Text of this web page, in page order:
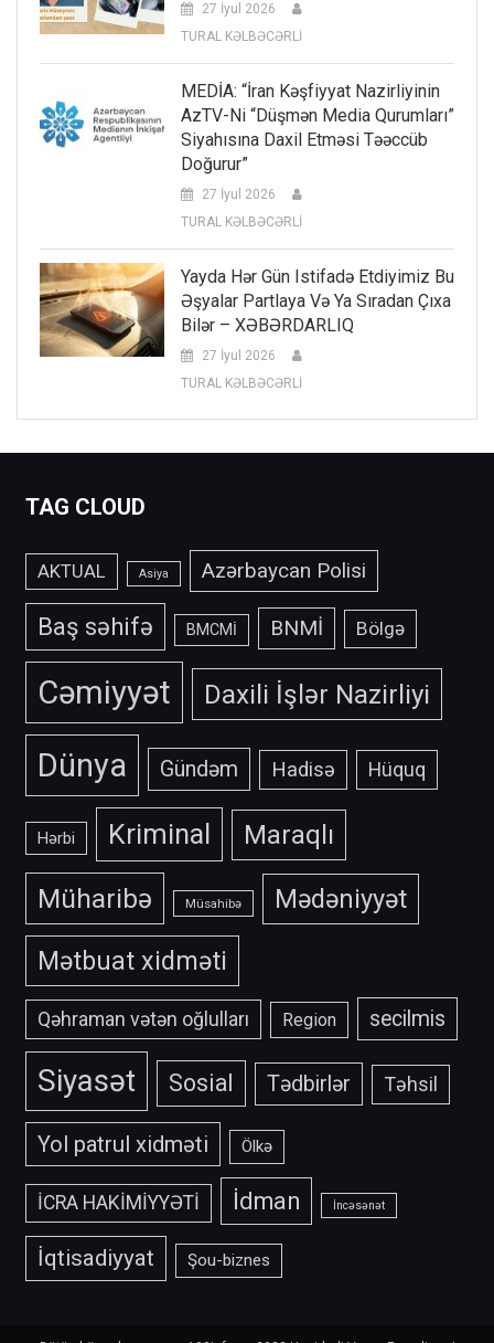
27 İyul 2026
TURAL KƏLBƏCƏRLİ
MEDİA: “İran Kəşfiyyat Nazirliyinin
AzTV-Ni “düşmən Media Qurumları”
Siyahısına Daxil Etməsi Təəccüb
Doğurur”
27 İyul 2026
TURAL KƏLBƏCƏRLİ
Yayda Hər Gün Istifadə Etdiyimiz Bu
Əşyalar Partlaya Və Ya Sıradan Çıxa
Bilər – XƏBƏRDARLIQ
27 İyul 2026
TURAL KƏLBƏCƏRLİ
TAG CLOUD
AKTUAL Asiya Azərbaycan Polisi
Baş səhifə BMCMİ BNMİ Bölgə
Cəmiyyət Daxili İşlər Nazirliyi
Dünya Gündəm Hadisə Hüquq
Hərbi Kriminal Maraqlı
Müharibə Müsahibə
Mədəniyyət
Mətbuat xidməti
Qəhraman vətən oğlulları Region secilmis
Siyasət Sosial Tədbirlər Təhsil
Yol patrul xidməti Ölkə
İCRA HAKİMİYYƏTİ İdman İncəsənət
İqtisadiyyat Şou-biznes